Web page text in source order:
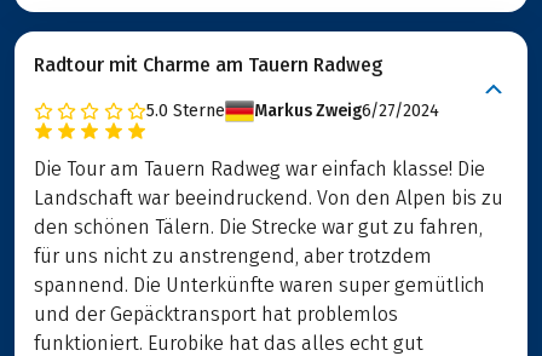
Radtour mit Charme am Tauern Radweg
5.0 Sterne Markus Zweig6/27/2024
Die Tour am Tauern Radweg war einfach klasse! Die
Landschaft war beeindruckend. Von den Alpen bis zu
den schönen Tälern. Die Strecke war gut zu fahren,
für uns nicht zu anstrengend, aber trotzdem
spannend. Die Unterkünfte waren super gemütlich
und der Gepäcktransport hat problemlos
funktioniert. Eurobike hat das alles echt gut